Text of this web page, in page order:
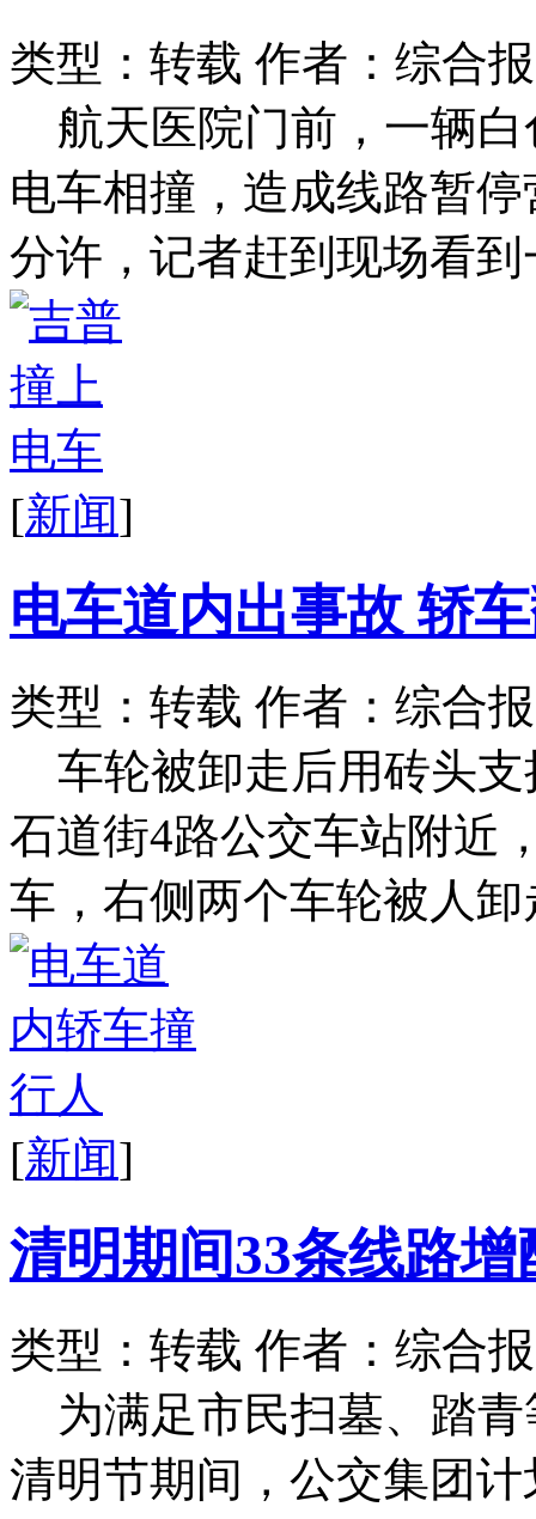
类型：转载 作者：综合
航天医院门前，一辆
电车相撞，造成线路暂
分许，记者赶到现场看
[新闻]
电车道内出事故 轿
类型：转载 作者：综合
车轮被卸走后用砖头
石道街4路公交车站附近
车，右侧两个车轮被人
[新闻]
清明期间33条线路增
类型：转载 作者：综合
为满足市民扫墓、踏
清明节期间，公交集团